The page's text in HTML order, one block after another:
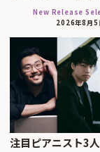
New Release
2026年8月5
注目ピアニスト3